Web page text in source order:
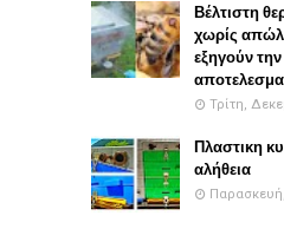
Βέλτιστη
χωρίς
εξηγούν την
Τρίτη,
Πλαστικη
αλήθεια